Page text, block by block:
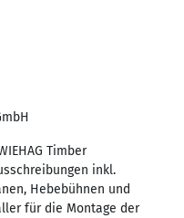
Timber
inkl.
Hebebühnen und
für die Montage der